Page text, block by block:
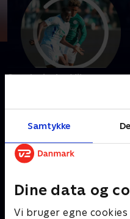
Samtykke
Dine data og
Vi bruger egne
Sønderjyske-Viborg
7. august 2026 • 5 min